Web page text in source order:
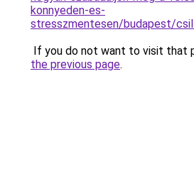
konnyeden-es-
stresszmentesen/budapest/
If you do not want to visit that
the previous page.